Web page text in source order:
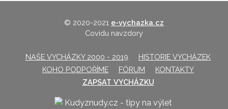
© 2020-2021 e-vychazka.cz
Covidu navzdory
NAŠE VYCHÁZKY 2000 - 2019
HISTORIE VYCHÁZEK
KOHO PODPOŘÍME
FÓRUM
KONTAKTY
ZAPSAT VYCHÁZKU